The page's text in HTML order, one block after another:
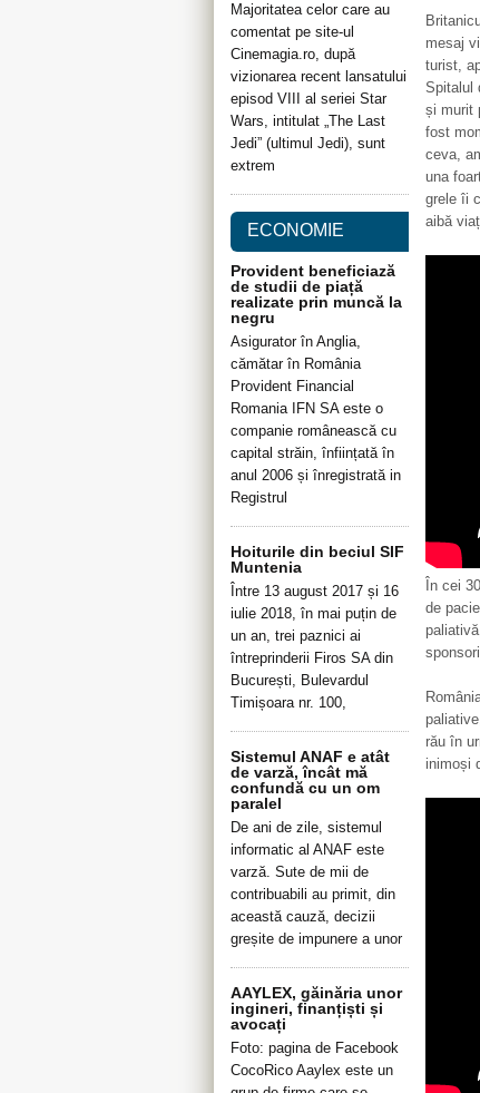
mesaj
turist,
Spitalul
și murit
fost
ceva,
una
grele îi
aibă
În cei
de
rău în
inimoși
Majoritatea celor care au
comentat pe site-ul
Cinemagia.ro, după
vizionarea recent lansatului
episod VIII al seriei Star
Wars, intitulat „The Last
Jedi” (ultimul Jedi), sunt
extrem
ECONOMIE
Provident beneficiază
de studii de piață
realizate prin muncă la
negru
Asigurator în Anglia,
cămătar în România
Provident Financial
Romania IFN SA este o
companie românească cu
capital străin, înființată în
anul 2006 și înregistrată in
Registrul
Hoiturile din beciul SIF
Muntenia
Între 13 august 2017 și 16
iulie 2018, în mai puțin de
un an, trei paznici ai
întreprinderii Firos SA din
București, Bulevardul
Timișoara nr. 100,
Sistemul ANAF e atât
de varză, încât mă
confundă cu un om
paralel
De ani de zile, sistemul
informatic al ANAF este
varză. Sute de mii de
contribuabili au primit, din
această cauză, decizii
greșite de impunere a unor
AAYLEX, găinăria unor
ingineri, finanțiști și
avocați
Foto: pagina de Facebook
CocoRico Aaylex este un